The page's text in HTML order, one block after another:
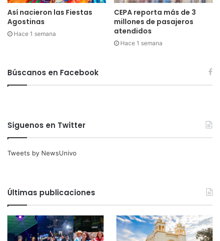
Así nacieron las Fiestas
Agostinas
Hace 1 semana
CEPA reporta más de 3
millones de pasajeros
atendidos
Hace 1 semana
Búscanos en Facebook
Siguenos en Twitter
Tweets by NewsUnivo
Últimas publicaciones